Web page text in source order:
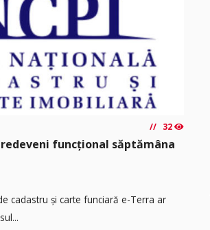
32
funcțional săptămâna
cadastru și carte funciară e-Terra ar